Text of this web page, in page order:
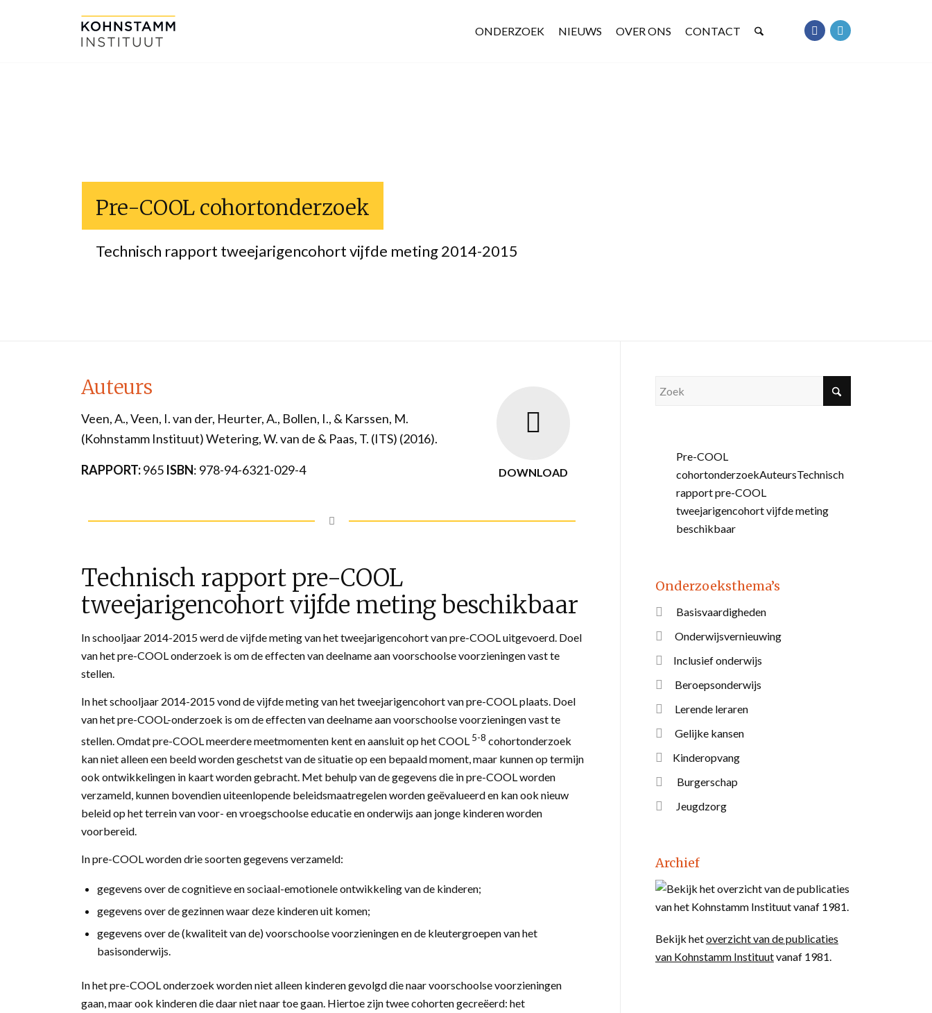
ONDERZOEK NIEUWS OVER ONS CONTACT
Pre-COOL cohortonderzoek
Technisch rapport tweejarigencohort vijfde meting 2014-2015
Auteurs
Veen, A., Veen, I. van der, Heurter, A., Bollen, I., & Karssen, M.
(Kohnstamm Instituut) Wetering, W. van de & Paas, T. (ITS) (2016).
RAPPORT:965 ISBN: 978-94-6321-029-4 DOWNLOAD
Technisch rapport pre-COOL
tweejarigencohort vijfde meting beschikbaar
In schooljaar 2014-2015 werd de vijfde meting van het tweejarigencohort van pre-COOL uitgevoerd. Doel
van het pre-COOL onderzoek is om de effecten van deelname aan voorschoolse voorzieningen vast te
stellen.
In het schooljaar 2014-2015 vond de vijfde meting van het tweejarigencohort van pre-COOL plaats. Doel
van het pre-COOL-onderzoek is om de effecten van deelname aan voorschoolse voorzieningen vast te
stellen. Omdat pre-COOL meerdere meetmomenten kent en aansluit op het COOL 5-8 cohortonderzoek
kan niet alleen een beeld worden geschetst van de situatie op een bepaald moment, maar kunnen op termijn
ook ontwikkelingen in kaart worden gebracht. Met behulp van de gegevens die in pre-COOL worden
verzameld, kunnen bovendien uiteenlopende beleidsmaatregelen worden geëvalueerd en kan ook nieuw
beleid op het terrein van voor- en vroegschoolse educatie en onderwijs aan jonge kinderen worden
voorbereid.
In pre-COOL worden drie soorten gegevens verzameld:
gegevens over de cognitieve en sociaal-emotionele ontwikkeling van de kinderen;
gegevens over de gezinnen waar deze kinderen uit komen;
gegevens over de (kwaliteit van de) voorschoolse voorzieningen en de kleutergroepen van het
basisonderwijs.
In het pre-COOL onderzoek worden niet alleen kinderen gevolgd die naar voorschoolse voorzieningen
gaan, maar ook kinderen die daar niet naar toe gaan. Hiertoe zijn twee cohorten gecreëerd: het
Pre-COOL
cohortonderzoekAuteursTechnisch
rapport pre-COOL
tweejarigencohort vijfde meting
beschikbaar
Onderzoeksthema’s
Basisvaardigheden
Onderwijsvernieuwing
Inclusief onderwijs
Beroepsonderwijs
Lerende leraren
Gelijke kansen
Kinderopvang
Burgerschap
Jeugdzorg
Archief
Bekijk hetoverzicht van de publicaties
van Kohnstamm Instituutvanaf 1981.